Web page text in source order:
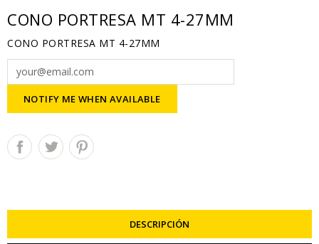
CONO PORTRESA MT 4-27MM
CONO PORTRESA MT 4-27MM
NOTIFY ME WHEN AVAILABLE
DESCRIPCIÓN